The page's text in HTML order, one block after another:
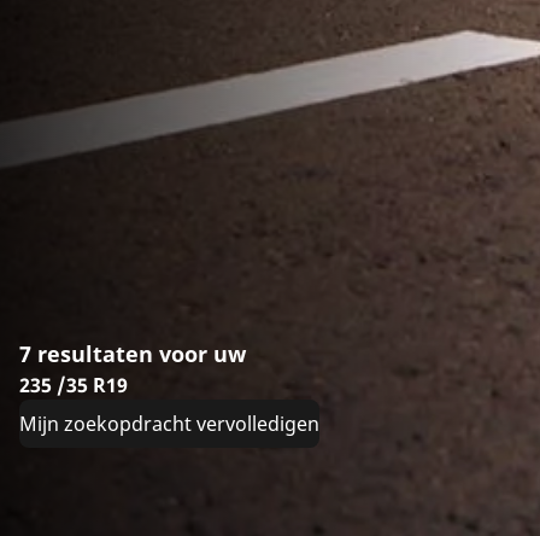
7 resultaten voor uw
235 /35 R19
Mijn zoekopdracht vervolledigen